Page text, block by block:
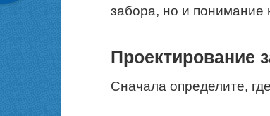
забора, но и
Проектирование
Сначала определите,